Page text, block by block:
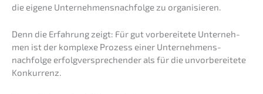
die eigene Unternehmens­nachfolge zu organisieren.
Denn die Erfah­rung zeigt: Für gut vorbe­rei­te­te Unter­neh­
men ist der komple­xe Prozess einer Unternehmens­
nachfolge erfolg­ver­spre­chen­der als für die unvor­be­rei­te­te
Konkurrenz.